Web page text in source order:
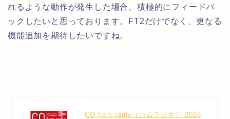
れるような動作が発生した場合、積極的にフィードバ
ックしたいと思っております。FT2だけでなく、更なる
機能追加を期待したいですね。
CQ ham radio（ハムラジオ） 2026